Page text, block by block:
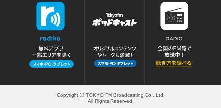
Copyright
TOKYO FM Broadcasting Co., Ltd.
All Rights Reserved.